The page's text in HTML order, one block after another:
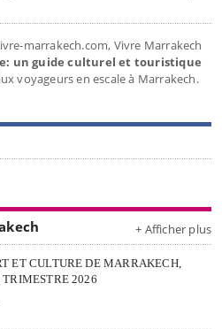
marrakech.com, Vivre Marrakech
un guide culturel et touristique
voyageurs en escale à Marrakech.
+ Afficher plus
ET CULTURE DE MARRAKECH,
2026